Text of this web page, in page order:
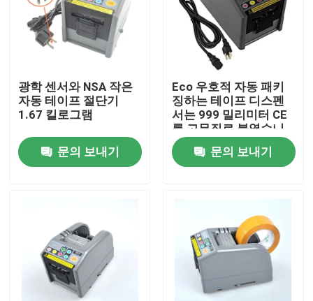
우리에 대하여
광학 센서와 NSA 작은
자동 테이프 절단기
1.67 킬로그램
문의 보내기
Eco 우호적 자동 패키
징하는 테이프 디스펜
서는 999 밀리미터 CE
를 고무질로 붙였습니
다
문의 보내기